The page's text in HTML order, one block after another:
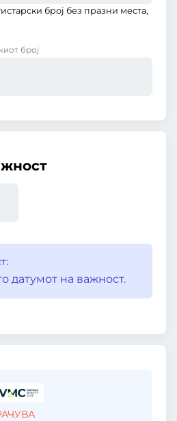
број без празни места,
број
датумот на важност.